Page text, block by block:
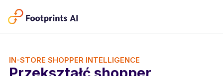
IN-STORE SHOPPER INTELLIGENCE